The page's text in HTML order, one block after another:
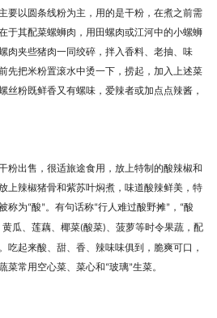
要以圆条线粉为主，用的是干粉，在煮之前需
于其配菜螺蛳肉，用田螺肉或江河中的小螺蛳
肉夹些猪肉一同绞碎，拌入香料、老抽、味
先把米粉置滚水中烫一下，捞起，加入上述菜
丝粉既鲜香又有螺味，爱辣者或加点点辣酱，
粉出售，很适旅途食用，放上特制的酸辣椒和
上辣椒猪骨和紫苏叶焖煮，味道酸辣鲜美，特
称为“酸”。有句话称“行人难过酸野摊” ， “酸
瓜、莲藕、椰菜(酸菜)
、菠萝等时令果蔬，配
吃起来酸、甜、香、辣味味俱到，脆爽可口，
菜常用空心菜、菜心和“玻璃”生菜。